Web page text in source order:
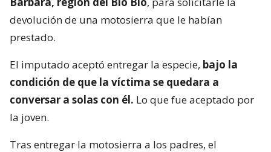
devolución de una motosierra que le habían
prestado.
El imputado aceptó entregar la especie, bajo la
condición de que la víctima se quedara a
conversar a solas con él. Lo que fue aceptado por
la joven.
Tras entregar la motosierra a los padres, el